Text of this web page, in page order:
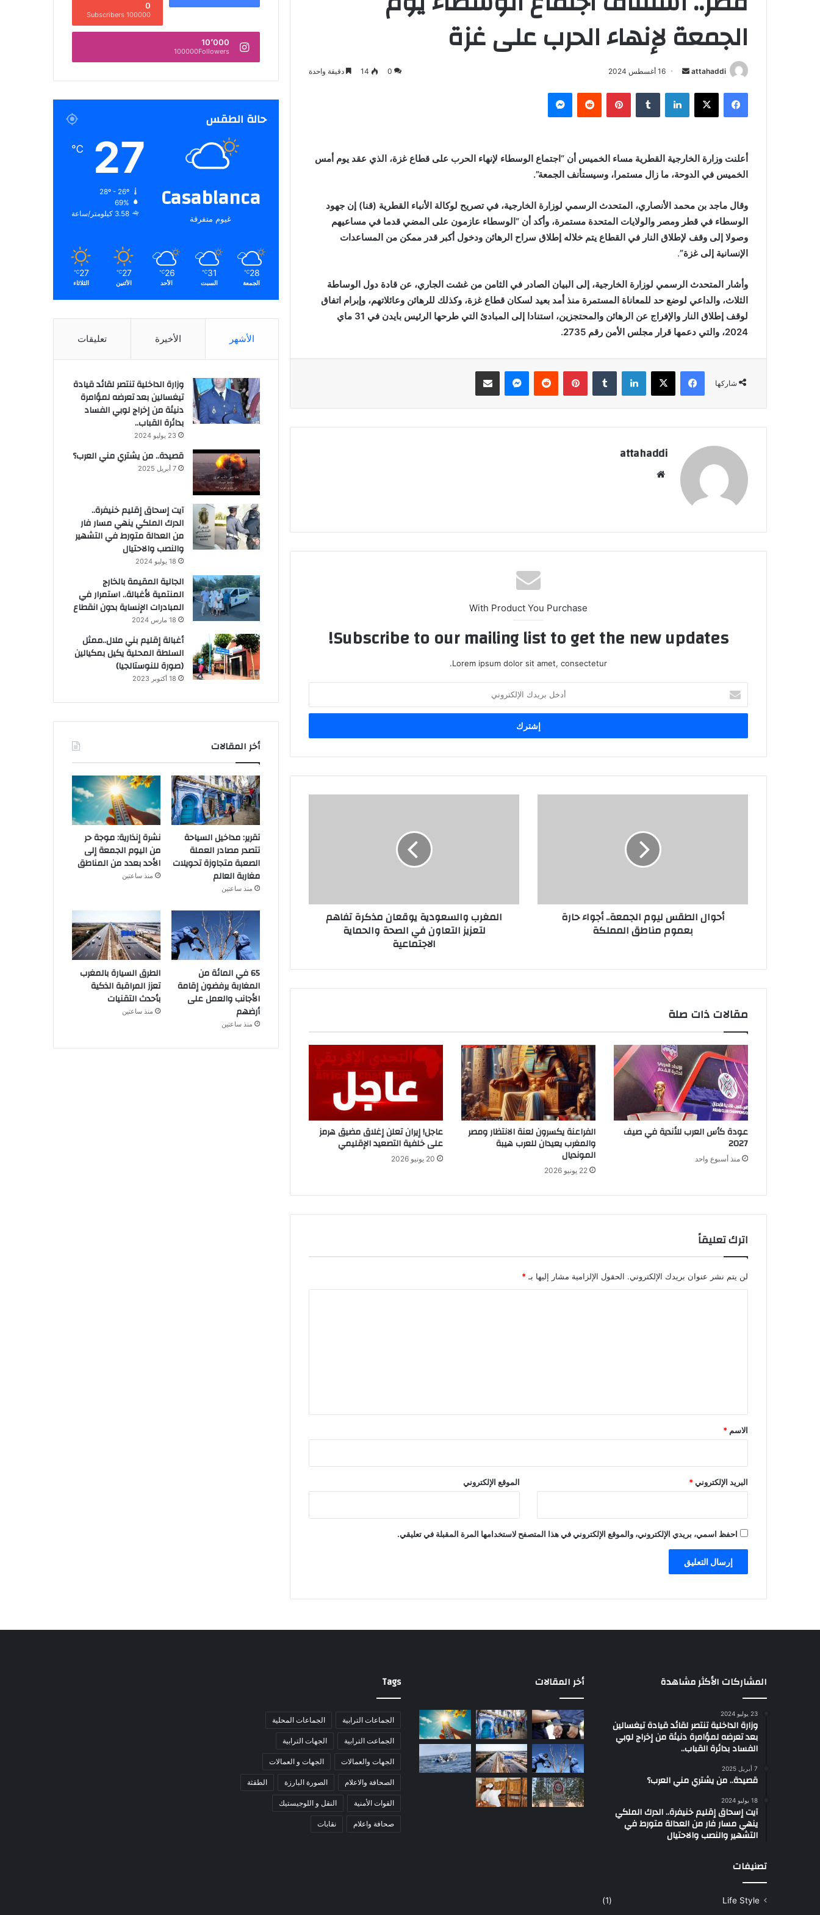
الجمعة لإنهاء الحرب على غزة
attahaddi
أرسل
إلكترونيا
16 أغسطس 2024 0
14 دقيقة واحدة
فيسبوك X لينكدإن بينتيريست ماسنجر
أعلنت وزارة الخارجية القطرية مساء الخميس أن “اجتماع الوسطاء لإنهاء الحرب على قطاع غزة، الذي عقد يوم أمس
الخميس في الدوحة، ما زال مستمرا، وسيستأنف الجمعة”.
وقال ماجد بن محمد الأنصاري، المتحدث الرسمي لوزارة الخارجية، في تصريح لوكالة الأنباء القطرية (قنا) إن جهود
الوسطاء في قطر ومصر والولايات المتحدة مستمرة، وأكد أن “الوسطاء عازمون على المضي قدما في مساعيهم
وصولا إلى وقف لإطلاق النار في القطاع يتم خلاله إطلاق سراح الرهائن ودخول أكبر قدر ممكن من المساعدات
الإنسانية إلى غزة”.
وأشار المتحدث الرسمي لوزارة الخارجية، إلى البيان الصادر في الثامن من غشت الجاري، عن قادة دول الوساطة
الثلاث، والداعي لوضع حد للمعاناة المستمرة منذ أمد بعيد لسكان قطاع غزة، وكذلك للرهائن وعائلاتهم، وإبرام اتفاق
لوقف إطلاق النار والإفراج عن الرهائن والمحتجزين، استنادا إلى المبادئ التي طرحها الرئيس بايدن في 31 ماي
2024، والتي دعمها قرار مجلس الأمن رقم 2735.
شاركها
فيسبوك X لينكدإن بينتيريست ماسنجر مشاركة عبر البريد
attahaddi
With Product You Purchase
Subscribe to our mailing list to get the new updates!
Lorem ipsum dolor sit amet, consectetur.
بريدك
الإلكتروني
أحوال الطقس ليوم الجمعة.. أجواء حارة
بعموم مناطق المملكة
المغرب والسعودية يوقعان مذكرة تفاهم
لتعزيز التعاون في الصحة والحماية
الاجتماعية
مقالات ذات صلة
عودة كأس العرب للأندية في صيف
2027
منذ أسبوع واحد
الفراعنة يكسرون لعنة الانتظار ومصر
والمغرب يعيدان للعرب هيبة
المونديال
22 يونيو 2026
عاجل! إيران تعلن إغلاق مضيق هرمز
على خلفية التصعيد الإقليمي
20 يونيو 2026
اترك تعليقاً
لن يتم نشر عنوان بريدك الإلكتروني. الحقول الإلزامية مشار إليها بـ *
*
الاسم *
البريد الإلكتروني* الموقع الإلكتروني
احفظ اسمي، بريدي الإلكتروني، والموقع الإلكتروني في هذا المتصفح لاستخدامها المرة المقبلة في تعليقي.
0
100000 Subscribers
10٬000
100000Followers
حالة الطقس
Casablanca
غيوم متفرقة
27
℃
28º - 26º
69%
3.58 كيلومتر/ساعة
28
℃
الجمعة
31
℃
السبت
26
℃
الأحد
27
℃
الأثنين
27
℃
الثلاثاء
الأشهر الأخيرة تعليقات
وزارة الداخلية تنتصر لقائد قيادة
تيغسالين بعد تعرضه لمؤامرة
دنيئة من إخراج لوبي الفساد
بدائرة القباب..
23 يوليو 2024
قصيدة.. من يشتري مني العرب؟
7 أبريل 2025
آيت إسحاق إقليم خنيفرة..
الدرك الملكي ينهي مسار فار
من العدالة متورط في التشهير
والنصب والاحتيال
18 يوليو 2024
الجالية المقيمة بالخارج
المنتمية لأغبالة.. استمرار في
المبادرات الإنساية بدون انقطاع
18 مارس 2024
أغبالة إقليم بني ملال..ممثل
السلطة المحلية يكيل بمكيالين
(صورة للنوستالجيا)
18 أكتوبر 2023
أخر المقالات
تقرير: مداخيل السياحة
تتصدر مصادر العملة
الصعبة متجاوزة تحويلات
مغاربة العالم
منذ ساعتين
نشرة إنذارية: موجة حر
من اليوم الجمعة إلى
الأحد بعدد من المناطق
منذ ساعتين
65 في المائة من
المغاربة يرفضون إقامة
الأجانب والعمل على
أرضهم
منذ ساعتين
الطرق السيارة بالمغرب
تعزز المراقبة الذكية
بأحدث التقنيات
منذ ساعتين
المشاركات الأكثر مشاهدة
23 يوليو 2024
وزارة الداخلية تنتصر لقائد قيادة تيغسالين
بعد تعرضه لمؤامرة دنيئة من إخراج لوبي
الفساد بدائرة القباب..
7 أبريل 2025
قصيدة.. من يشتري مني العرب؟
18 يوليو 2024
آيت إسحاق إقليم خنيفرة.. الدرك الملكي
ينهي مسار فار من العدالة متورط في
التشهير والنصب والاحتيال
تصنيفات
Life Style
(1)
أخر المقالات Tags
الجماعات الترابية الجماعات المحلية
الجماعت الترابية الجهات الترابية
الجهات والعمالات الجهات و العمالات
الصحافة والاعلام الصورة البارزة الطقثة
القوات الأمنية النقل و اللوجيستيك
صحافة واعلام نقابات